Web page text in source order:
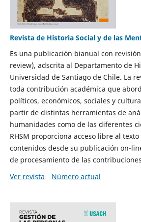
Revista de Historia Social y de las
Es una publicación bianual con
review), adscrita al Departamento de
Universidad de Santiago de Chile. La
toda contribución académica que
políticos, económicos, sociales y
partir de distintas herramientas de
humanidades como de las diferentes
RHSM proporciona acceso libre al
contenidos desde su publicación on-
de procesamiento de las
Ver revista
Número actual